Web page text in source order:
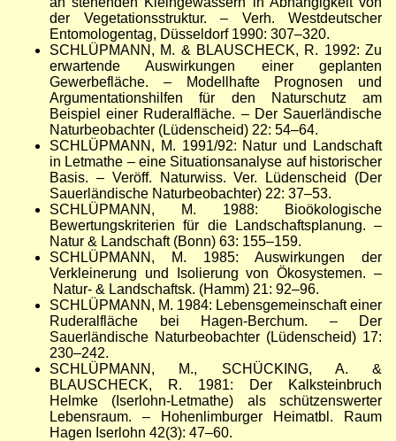
der Vegetationsstruktur. – Verh. Westdeutscher
Entomologentag, Düsseldorf 1990: 307–320.
SCHLÜPMANN, M. & BLAUSCHECK, R. 1992: Zu
erwartende Auswirkungen einer geplanten
Gewerbefläche. –Modellhafte Prognosen und
Argumentationshilfen für den Naturschutz am
Beispiel einer Ruderalfläche. –Der Sauerländische
Naturbeobachter (Lüdenscheid) 22: 54–64.
SCHLÜPMANN, M. 1991/92: Natur und Landschaft
in Letmathe –eine Situationsanalyse auf historischer
Basis. –Veröff. Naturwiss. Ver. Lüdenscheid (Der
Sauerländische Naturbeobachter) 22: 37–53.
SCHLÜPMANN, M. 1988: Bioökologische
Bewertungskriterien für die Landschaftsplanung. –
Natur & Landschaft (Bonn) 63: 155–159.
SCHLÜPMANN, M. 1985: Auswirkungen der
Verkleinerung und Isolierung von Ökosystemen. –
Natur- & Landschaftsk. (Hamm) 21: 92–96.
SCHLÜPMANN, M. 1984: Lebensgemeinschaft einer
Ruderalfläche bei Hagen-Berchum. –Der
Sauerländische Naturbeobachter (Lüdenscheid) 17:
230–242.
SCHLÜPMANN, M., SCHÜCKING, A. &
BLAUSCHECK, R. 1981: Der Kalksteinbruch
Helmke (Iserlohn-Letmathe) als schützenswerter
Lebensraum. – Hohenlimburger Heimatbl. Raum
Hagen Iserlohn 42(3): 47–60.